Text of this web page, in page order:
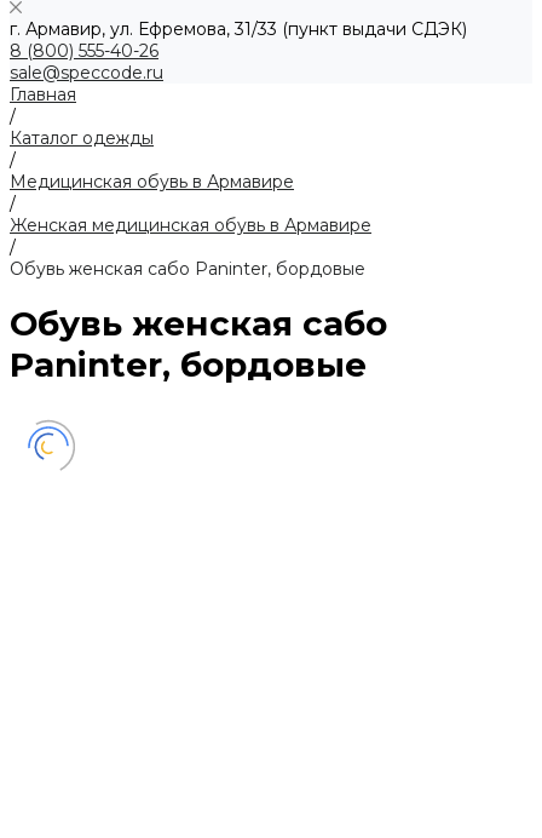
г. Армавир, ул. Ефремова, 31/33 (пункт выдачи СДЭК)
8 (800) 555-40-26
sale@speccode.ru
Главная
/
Каталог одежды
/
Медицинская обувь в Армавире
/
Женская медицинская обувь в Армавире
/
Обувь женская сабо Paninter, бордовые
Обувь женская сабо
Paninter, бордовые